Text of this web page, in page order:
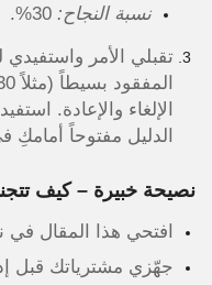
نسبة النجاح: 30%
.
تقبلي الأمر واستفيدي
الإلغاء والإعادة.
الدليل مفتوحاً أمامكِ
نصيحة خبيرة – كيف
افتحي هذا المقال في
جهّزي مشترياتك قبل